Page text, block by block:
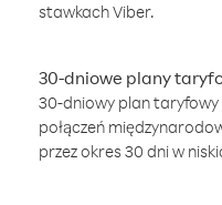
stawkach Viber.
30-dniowe plany
30-dniowy plan
połączeń
przez okres 30 dni w